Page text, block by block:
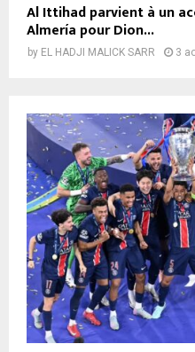
Al Ittihad parvient à un
Almería pour Dion...
by EL HADJI MALICK SARR 3